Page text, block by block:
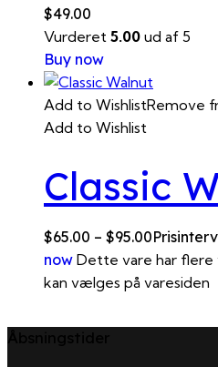
$49.00
Vurderet 5.00 ud af 5
Buy now
Add to WishlistRemove
Add to Wishlist
Classic
$65.00 – $95.00
now Dette vare har flere
kan vælges på varesiden